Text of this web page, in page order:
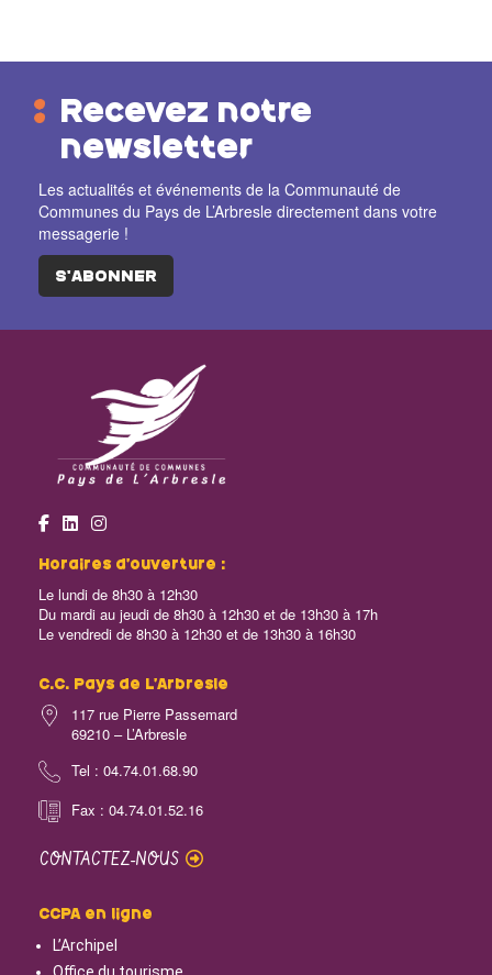
Recevez notre
newsletter
Les actualités et événements de la Communauté de
Communes du Pays de L’Arbresle directement dans votre
messagerie !
S'ABONNER
Horaires d’ouverture :
Le lundi de 8h30 à 12h30
Du mardi au jeudi de 8h30 à 12h30 et de 13h30 à 17h
Le vendredi de 8h30 à 12h30 et de 13h30 à 16h30
C.C. Pays de L’Arbresle
117 rue Pierre Passemard
69210 – L’Arbresle
Tel : 04.74.01.68.90
Fax : 04.74.01.52.16
CONTACTEZ-NOUS
CCPA en ligne
L’Archipel